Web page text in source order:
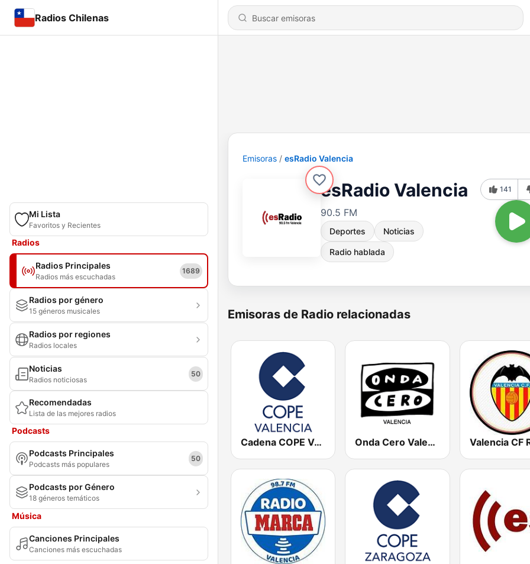
Radios Chilenas
Mi Lista
Favoritos y Recientes
Radios
Radios Principales
Radios más escuchadas
1689
Radios por género
15 géneros musicales
Radios por regiones
Radios locales
Noticias
Radios noticiosas
50
Recomendadas
Lista de las mejores radios
Podcasts
Podcasts Principales
Podcasts más populares
50
Podcasts por Género
18 géneros temáticos
Música
Canciones Principales
Canciones más escuchadas
Emisoras esRadio Valencia
esRadio Valencia
90.5 FM
Deportes Noticias
Radio hablada
141
Emisoras de Radio relacionadas
Cadena COPE Valencia Onda Cero Valencia Valencia CF